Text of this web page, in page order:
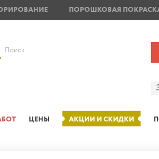
ПОРОШКОВАЯ
Поиск
ЦЕНЫ АКЦИИ И СКИДКИ